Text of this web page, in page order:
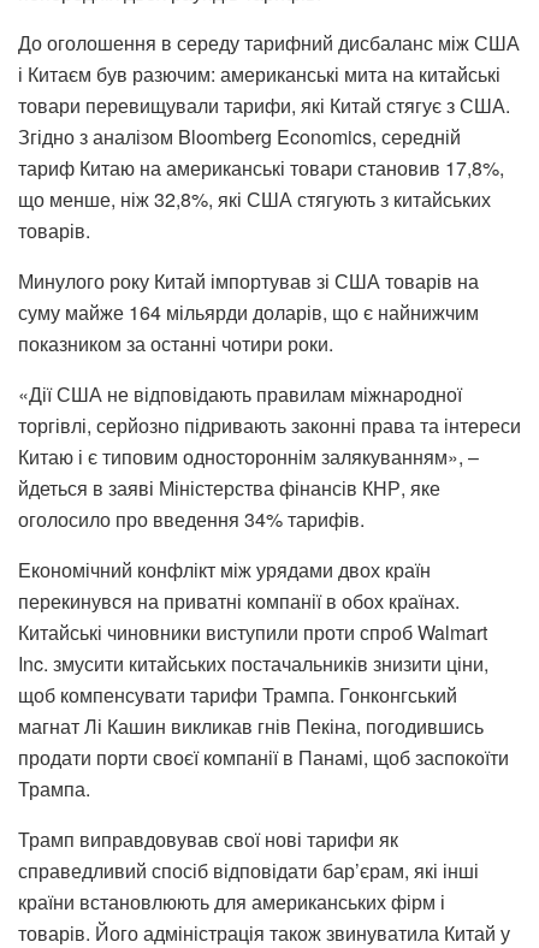
До оголошення в середу тарифний дисбаланс між США
і Китаєм був разючим: американські мита на китайські
товари перевищували тарифи, які Китай стягує з США.
Згідно з аналізом Bloomberg Economics, середній
тариф Китаю на американські товари становив 17,8%,
що менше, ніж 32,8%, які США стягують з китайських
товарів.
Минулого року Китай імпортував зі США товарів на
суму майже 164 мільярди доларів, що є найнижчим
показником за останні чотири роки.
«Дії США не відповідають правилам міжнародної
торгівлі, серйозно підривають законні права та інтереси
Китаю і є типовим одностороннім залякуванням», –
йдеться в заяві Міністерства фінансів КНР, яке
оголосило про введення 34% тарифів.
Економічний конфлікт між урядами двох країн
перекинувся на приватні компанії в обох країнах.
Китайські чиновники виступили проти спроб Walmart
Inc. змусити китайських постачальників знизити ціни,
щоб компенсувати тарифи Трампа. Гонконгський
магнат Лі Кашин викликав гнів Пекіна, погодившись
продати порти своєї компанії в Панамі, щоб заспокоїти
Трампа.
Трамп виправдовував свої нові тарифи як
справедливий спосіб відповідати бар’єрам, які інші
країни встановлюють для американських фірм і
товарів. Його адміністрація також звинуватила Китай у